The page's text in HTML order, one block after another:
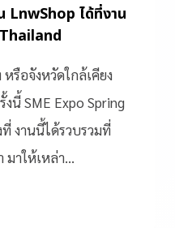
LnwShop ได้ที่งาน
รือจังหวัดใกล้เคียง
นี้ SME Expo Spring
งานนี้ได้รวบรวมที่
มาให้เหล่า…